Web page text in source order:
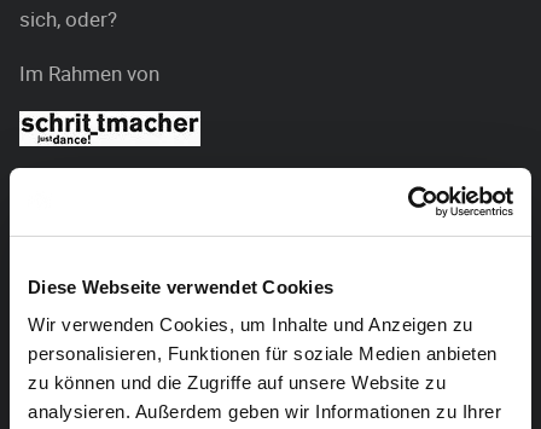
Diese Webseite verwendet Cookies
Wir verwenden Cookies, um Inhalte und Anzeigen zu
personalisieren, Funktionen für soziale Medien anbieten
zu können und die Zugriffe auf unsere Website zu
analysieren. Außerdem geben wir Informationen zu Ihrer
sich, oder?
Im Rahmen von
Julien AMIOT.Porteur
Rémy BÉNARD. Acrobate
Vincent BONNEFOI.Porteur
Stéphane FILLION.Jongleur